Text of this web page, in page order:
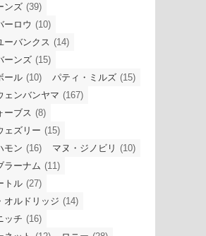
ンズ (39)
ーロウ (10)
ーバンクス (14)
ーンズ (15)
ール (10) パティ・ミルズ (15)
ェンバンヤマ (167)
ーブス (8)
ェズリー (15)
モン (16) マヌ・ジノビリ (10)
ラーナム (11)
トル (27)
オルドリッジ (14)
ッチ (16)